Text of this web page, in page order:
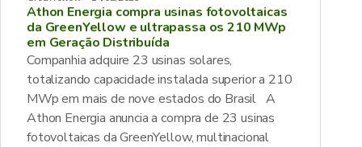
Athon Energia compra usinas fotovoltaicas
da GreenYellow e ultrapassa os 210 MWp
em Geração Distribuída
Companhia adquire 23 usinas solares,
totalizando capacidade instalada superior a 210
MWp em mais de nove estados do Brasil A
Athon Energia anuncia a compra de 23 usinas
fotovoltaicas da GreenYellow, multinacional